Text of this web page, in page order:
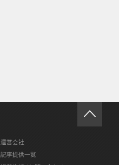
運営会社
記事提供一覧